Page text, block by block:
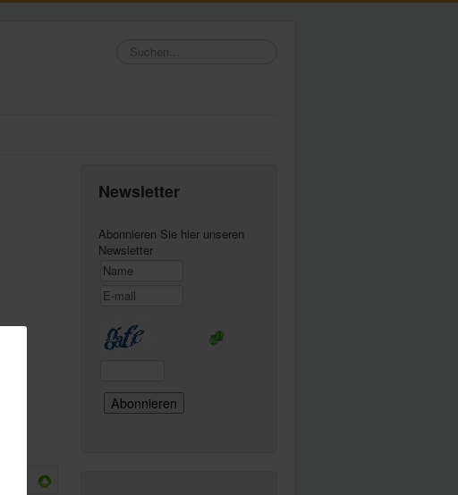
Suchen...
Newsletter
Abonnieren Sie hier unseren
Newsletter